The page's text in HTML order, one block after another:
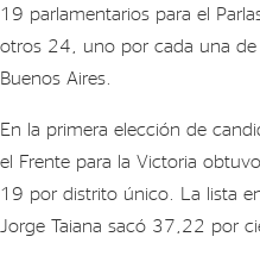
19 parlamentarios para el
otros 24, uno por cada una
Buenos Aires.
En la primera elección de
el Frente para la Victoria
19 por distrito único. La lista
Jorge Taiana sacó 37,22 por